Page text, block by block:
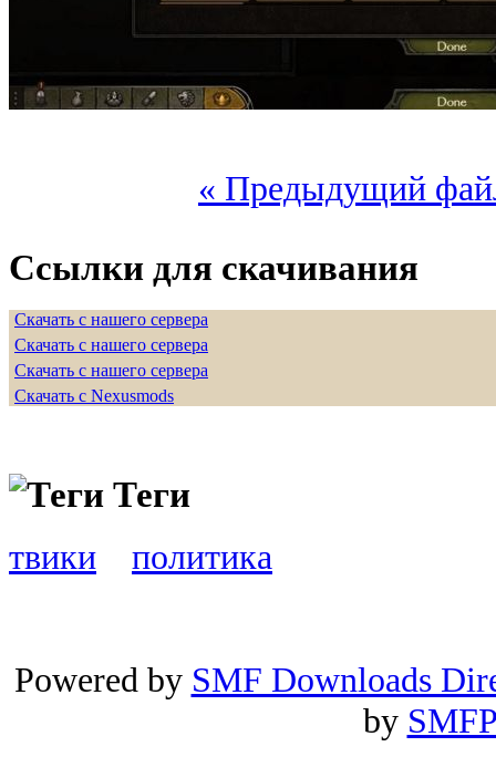
« Предыдущий
Ссылки для скачивания
Скачать с нашего сервера
Скачать с нашего сервера
Скачать с нашего сервера
Скачать с Nexusmods
Теги
твики политика
Powered by SMF Downloads
by